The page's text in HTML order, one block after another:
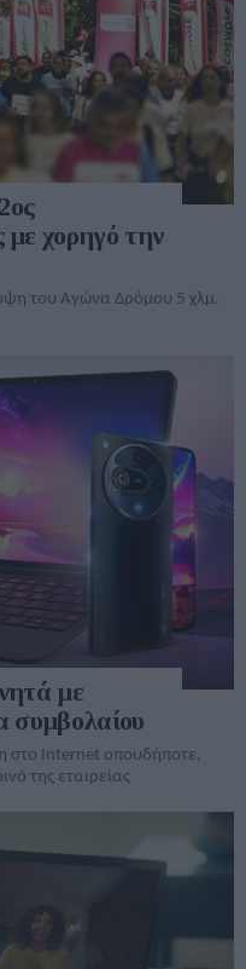
χορηγό την
του Αγώνα Δρόμου 5 χλμ.
με
συμβολαίου
στο Internet οπουδήποτε,
της εταιρείας